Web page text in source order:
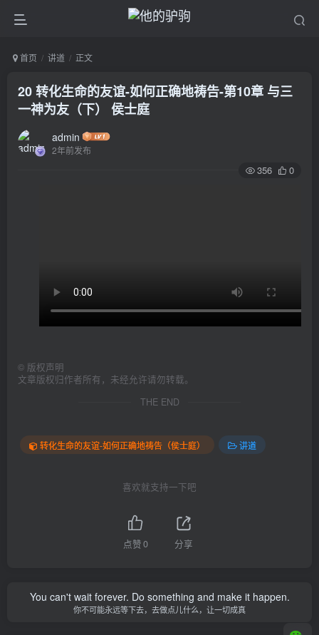
首页 讲道 正文
20 转化生命的友谊-如何正确地祷告-第10章 与三
一神为友（下） 侯士庭
admin
2年前发布
356 0
© 版权声明
文章版权归作者所有，未经允许请勿转载。
THE END
转化生命的友谊-如何正确地祷告（侯士庭） 讲道
喜欢就支持一下吧
点赞0 分享
You can't wait forever. Do something and make it happen.
你不可能永远等下去，去做点儿什么，让一切成真